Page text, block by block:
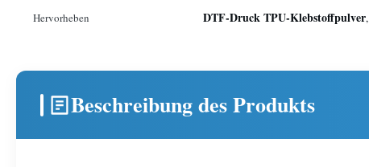
Hervorheben
DTF-Druck TPU-Klebstoffpulver,
Beschreibung des Produkts